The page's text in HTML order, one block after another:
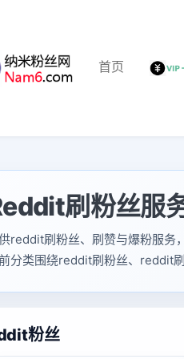
首页
刷粉丝服
reddit刷粉丝、刷赞与爆粉服务
分类围绕reddit刷粉丝、reddit
粉丝